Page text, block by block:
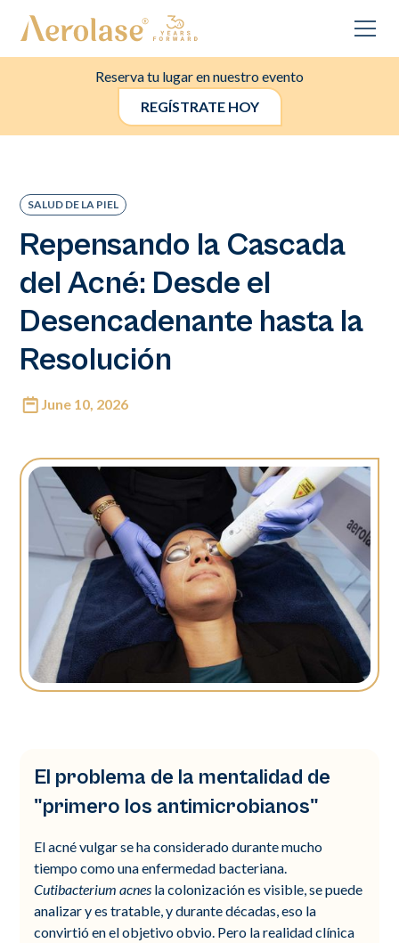
Reserva tu lugar en nuestro evento
REGÍSTRATE HOY
SALUD DE LA PIEL
Repensando la Cascada
del Acné: Desde el
Desencadenante hasta la
Resolución
June 10, 2026
El problema de la mentalidad de
"primero los antimicrobianos"
El acné vulgar se ha considerado durante mucho
tiempo como una enfermedad bacteriana.
Cutibacterium acnes la colonización es visible, se puede
analizar y es tratable, y durante décadas, eso la
convirtió en el objetivo obvio. Pero la realidad clínica